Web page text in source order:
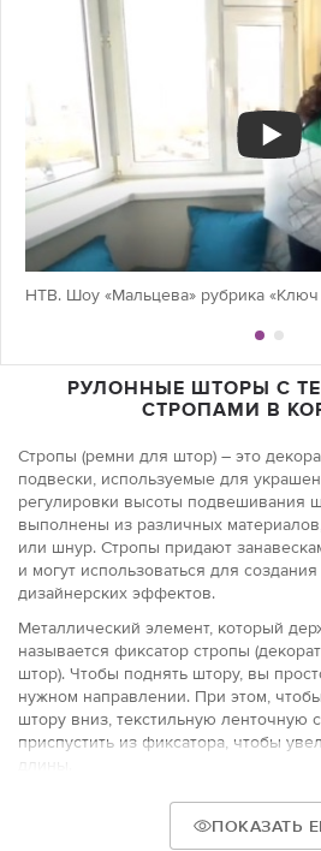
НТВ. Шоу «Мальцева» рубрика «Ключ
РУЛОННЫЕ ШТОРЫ С
СТРОПАМИ В
Стропы (ремни для штор) – это
подвески, используемые для
регулировки высоты подвешивания
выполнены из различных
или шнур. Стропы придают
и могут использоваться для
дизайнерских эффектов.
Металлический элемент, который
называется фиксатор стропы
штор). Чтобы поднять штору, вы
нужном направлении. При этом,
штору вниз, текстильную ленточную
приспустить из фиксатора, чтобы
длины.
Рулонные шторы с ремнями
ПОКАЗАТЬ